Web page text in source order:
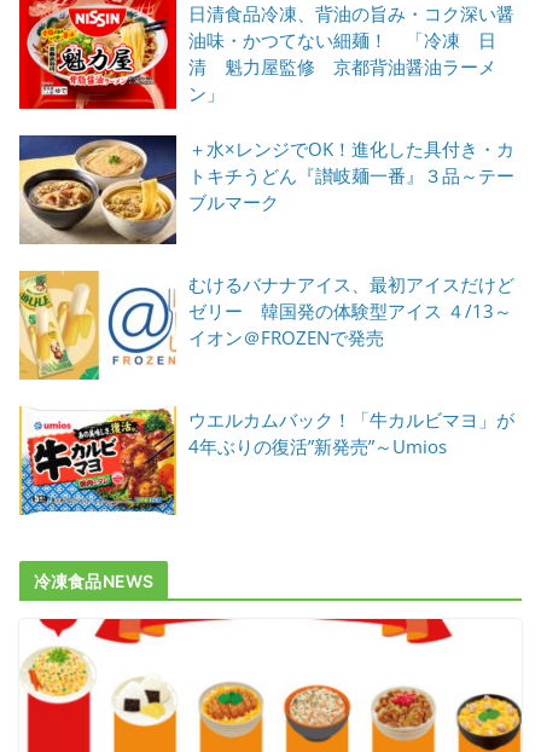
日清食品冷凍、背油の旨み・コク深い醤
油味・かつてない細麺！ 「冷凍 日
清 魁力屋監修 京都背油醤油ラーメ
ン」
＋水×レンジでOK！進化した具付き・カ
トキチうどん『讃岐麺一番』３品～テー
ブルマーク
むけるバナナアイス、最初アイスだけど
ゼリー 韓国発の体験型アイス ４/13～
イオン＠FROZENで発売
ウエルカムバック！「牛カルビマヨ」が
4年ぶりの復活”新発売”～Umios
冷凍食品NEWS